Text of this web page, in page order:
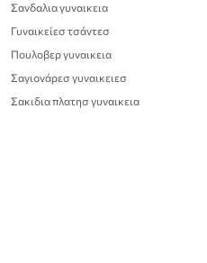
Σανδαλια γυναικεια
Γυναικείεσ τσάντεσ
Πουλοβερ γυναικεια
Σαγιονάρεσ γυναικειεσ
Σακιδια πλατησ γυναικεια